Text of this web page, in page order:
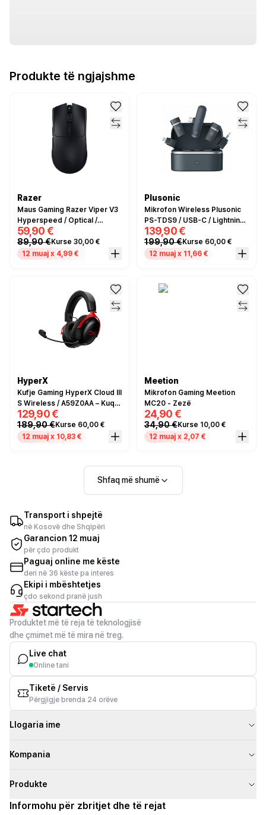
Produkte të ngjajshme
Razer
Maus Gaming Razer Viper V3
Hyperspeed / Optical /
30000 DPI / 6 Butona /
Wireless - Zezë
59,90 €
89,90 €Kurse 30,00 €
12 muaj x 4,99 €
Plusonic
Mikrofon Wireless Plusonic
PS-TDS9 / USB-C / Lightning
/ 3.5mm / AllTravel
139,90 €
199,90 €Kurse 60,00 €
12 muaj x 11,66 €
HyperX
Kufje Gaming HyperX Cloud III
S Wireless / A59Z0AA – Kuqe
/ Zezë
129,90 €
189,90 €Kurse 60,00 €
12 muaj x 10,83 €
Meetion
Mikrofon Gaming Meetion
MC20 - Zezë
24,90 €
34,90 €Kurse 10,00 €
12 muaj x 2,07 €
Shfaq më shumë
Transport i shpejtë
në Kosovë dhe Shqipëri
Garancion 12 muaj
për çdo produkt
Paguaj online me këste
deri në 36 këste pa interes
Ekipi i mbështetjes
çdo sekond pranë jush
Produktet më të reja të teknologjisë
dhe çmimet më të mira në treg.
Live chat
Online tani
Tiketë / Servis
Përgjigje brenda 24 orëve
Llogaria ime
Kompania
Produkte
Informohu për zbritjet dhe të rejat